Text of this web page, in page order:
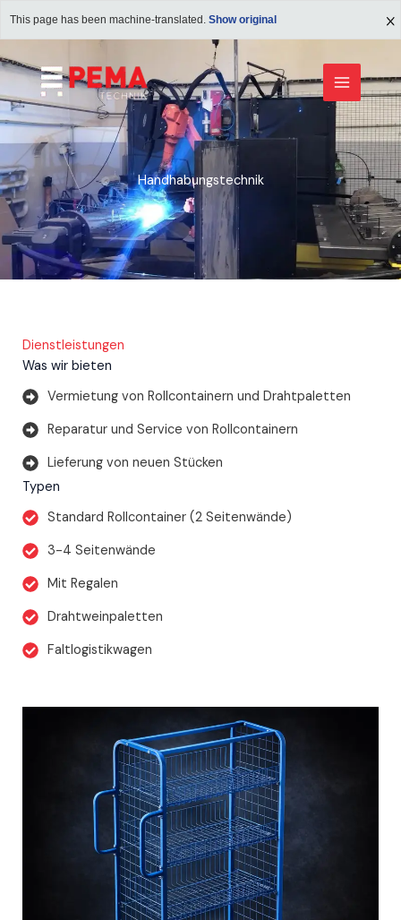
This page has been machine-translated. Show original
Zum
Inhalt
springen
Handhabungstechnik
Dienstleistungen
Was wir bieten
Vermietung von Rollcontainern und Drahtpaletten
Reparatur und Service von Rollcontainern
Lieferung von neuen Stücken
Typen
Standard Rollcontainer (2 Seitenwände)
3-4 Seitenwände
Mit Regalen
Drahtweinpaletten
Faltlogistikwagen